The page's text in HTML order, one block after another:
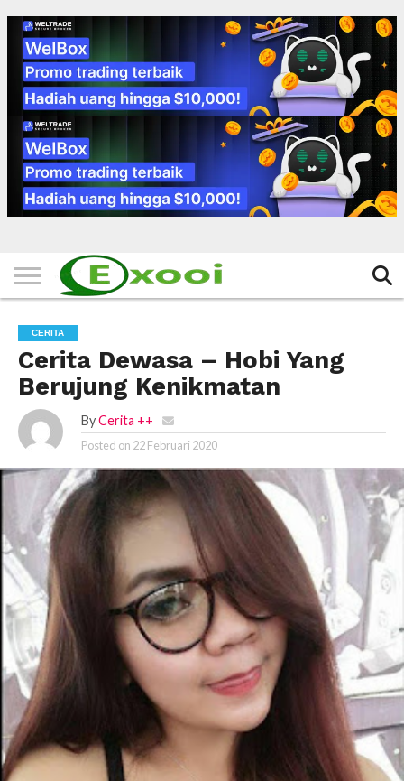
HOME
FILTER
BERITA
BIODATA
CERITA
CERPEN
EKSKLUSIF
FOTO
VIDEO
TIPS
MORE
CERITA
Cerita Dewasa – Hobi Yang
Berujung Kenikmatan
By Cerita ++
Posted on 22 Februari 2020